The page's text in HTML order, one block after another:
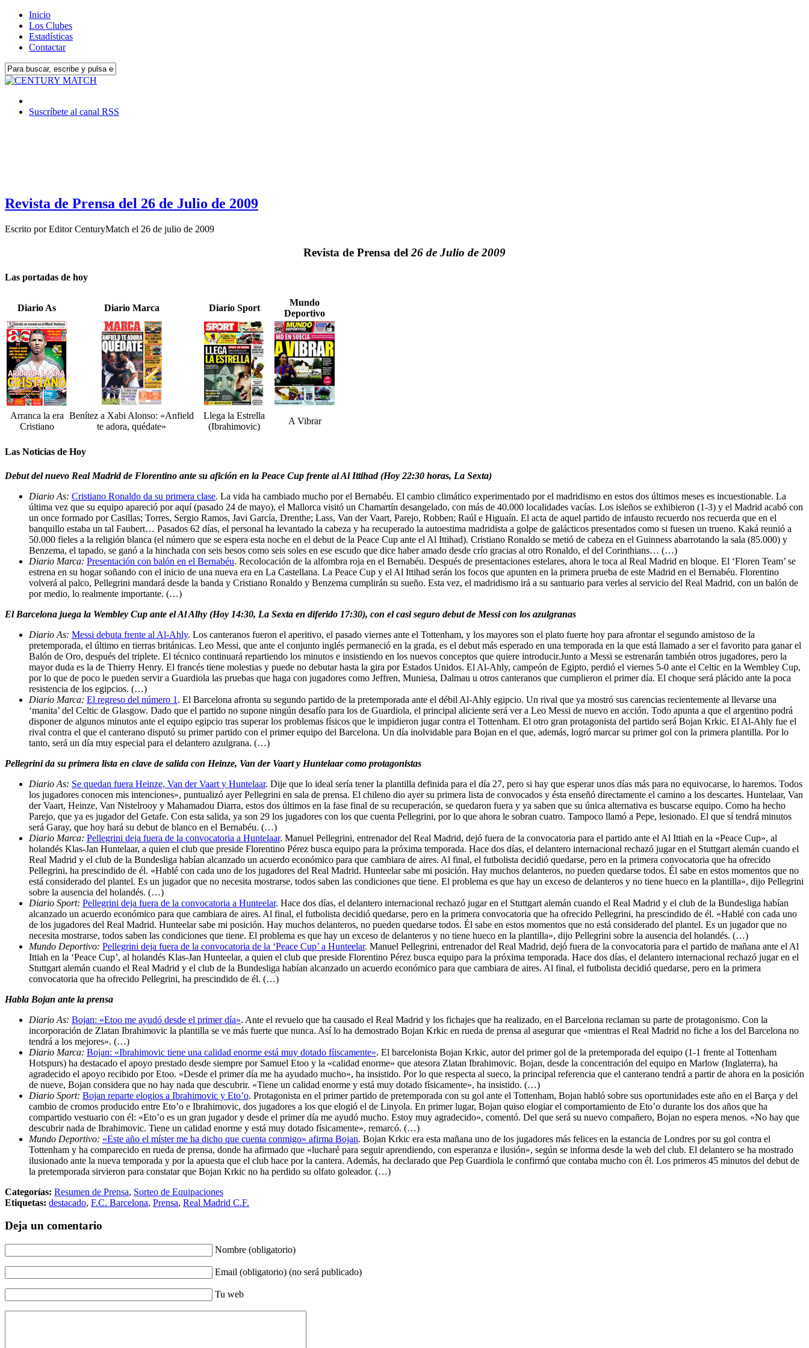
Inicio
Los Clubes
Estadísticas
Contactar
Suscríbete al canal RSS
Revista de Prensa del 26 de Julio de 2009
Escrito porEditor CenturyMatch el 26 de julio de 2009
Revista de Prensa del 26 de Julio de 2009
Las portadas de hoy
Diario As Diario Marca Diario Sport
Mundo
Deportivo
Arranca la era
Cristiano
Benítez a Xabi Alonso: «Anfield
te adora, quédate»
Llega la Estrella
(Ibrahimovic)
A Vibrar
Las Noticias de Hoy
Debut del nuevo Real Madrid de Florentino ante su afición en la Peace Cup frente al Al Ittihad (Hoy 22:30 horas, La Sexta)
Diario As: Cristiano Ronaldo da su primera clase. La vida ha cambiado mucho por el Bernabéu. El cambio climático experimentado por el madridismo en estos dos últimos meses es incuestionable. La
última vez que su equipo apareció por aquí (pasado 24 de mayo), el Mallorca visitó un Chamartín desangelado, con más de 40.000 localidades vacías. Los isleños se exhibieron (1-3) y el Madrid acabó con
un once formado por Casillas; Torres, Sergio Ramos, Javi García, Drenthe; Lass, Van der Vaart, Parejo, Robben; Raúl e Higuaín. El acta de aquel partido de infausto recuerdo nos recuerda que en el
banquillo estaba un tal Faubert… Pasados 62 días, el personal ha levantado la cabeza y ha recuperado la autoestima madridista a golpe de galácticos presentados como si fuesen un trueno. Kaká reunió a
50.000 fieles a la religión blanca (el número que se espera esta noche en el debut de la Peace Cup ante el Al Ittihad). Cristiano Ronaldo se metió de cabeza en el Guinness abarrotando la sala (85.000) y
Benzema, el tapado, se ganó a la hinchada con seis besos como seis soles en ese escudo que dice haber amado desde crío gracias al otro Ronaldo, el del Corinthians… (…)
Diario Marca: Presentación con balón en el Bernabéu. Recolocación de la alfombra roja en el Bernabéu. Después de presentaciones estelares, ahora le toca al Real Madrid en bloque. El ‘Floren Team’ se
estrena en su hogar soñando con el inicio de una nueva era en La Castellana. La Peace Cup y el Al Ittihad serán los focos que apunten en la primera prueba de este Madrid en el Bernabéu. Florentino
volverá al palco, Pellegrini mandará desde la banda y Cristiano Ronaldo y Benzema cumplirán su sueño. Esta vez, el madridismo irá a su santuario para verles al servicio del Real Madrid, con un balón de
por medio, lo realmente importante. (…)
El Barcelona juega la Wembley Cup ante el Al Alhy (Hoy 14:30, La Sexta en diferido 17:30), con el casi seguro debut de Messi con los azulgranas
Diario As: Messi debuta frente al Al-Ahly. Los canteranos fueron el aperitivo, el pasado viernes ante el Tottenham, y los mayores son el plato fuerte hoy para afrontar el segundo amistoso de la
pretemporada, el último en tierras británicas. Leo Messi, que ante el conjunto inglés permaneció en la grada, es el debut más esperado en una temporada en la que está llamado a ser el favorito para ganar el
Balón de Oro, después del triplete. El técnico continuará repartiendo los minutos e insistiendo en los nuevos conceptos que quiere introducir.Junto a Messi se estrenarán también otros jugadores, pero la
mayor duda es la de Thierry Henry. El francés tiene molestias y puede no debutar hasta la gira por Estados Unidos. El Al-Ahly, campeón de Egipto, perdió el viernes 5-0 ante el Celtic en la Wembley Cup,
por lo que de poco le pueden servir a Guardiola las pruebas que haga con jugadores como Jeffren, Muniesa, Dalmau u otros canteranos que cumplieron el primer día. El choque será plácido ante la poca
resistencia de los egipcios. (…)
Diario Marca: El regreso del número 1 . El Barcelona afronta su segundo partido de la pretemporada ante el débil Al-Ahly egipcio. Un rival que ya mostró sus carencias recientemente al llevarse una
‘manita’ del Celtic de Glasgow. Dado que el partido no supone ningún desafío para los de Guardiola, el principal aliciente será ver a Leo Messi de nuevo en acción. Todo apunta a que el argentino podrá
disponer de algunos minutos ante el equipo egipcio tras superar los problemas físicos que le impidieron jugar contra el Tottenham. El otro gran protagonista del partido será Bojan Krkic. El Al-Ahly fue el
rival contra el que el canterano disputó su primer partido con el primer equipo del Barcelona. Un día inolvidable para Bojan en el que, además, logró marcar su primer gol con la primera plantilla. Por lo
tanto, será un día muy especial para el delantero azulgrana. (…)
Pellegrini da su primera lista en clave de salida con Heinze, Van der Vaart y Huntelaar como protagonistas
Diario As: Se quedan fuera Heinze, Van der Vaart y Huntelaar. Dije que lo ideal sería tener la plantilla definida para el día 27, pero si hay que esperar unos días más para no equivocarse, lo haremos. Todos
los jugadores conocen mis intenciones», puntualizó ayer Pellegrini en sala de prensa. El chileno dio ayer su primera lista de convocados y ésta enseñó directamente el camino a los descartes. Huntelaar, Van
der Vaart, Heinze, Van Nistelrooy y Mahamadou Diarra, estos dos últimos en la fase final de su recuperación, se quedaron fuera y ya saben que su única alternativa es buscarse equipo. Como ha hecho
Parejo, que ya es jugador del Getafe. Con esta salida, ya son 29 los jugadores con los que cuenta Pellegrini, por lo que ahora le sobran cuatro. Tampoco llamó a Pepe, lesionado. El que sí tendrá minutos
será Garay, que hoy hará su debut de blanco en el Bernabéu. (…)
Diario Marca: Pellegrini deja fuera de la convocatoria a Huntelaar. Manuel Pellegrini, entrenador del Real Madrid, dejó fuera de la convocatoria para el partido ante el Al Ittiah en la «Peace Cup», al
holandés Klas-Jan Huntelaar, a quien el club que preside Florentino Pérez busca equipo para la próxima temporada. Hace dos días, el delantero internacional rechazó jugar en el Stuttgart alemán cuando el
Real Madrid y el club de la Bundesliga habían alcanzado un acuerdo económico para que cambiara de aires. Al final, el futbolista decidió quedarse, pero en la primera convocatoria que ha ofrecido
Pellegrini, ha prescindido de él. «Hablé con cada uno de los jugadores del Real Madrid. Hunteelar sabe mi posición. Hay muchos delanteros, no pueden quedarse todos. Él sabe en estos momentos que no
está considerado del plantel. Es un jugador que no necesita mostrarse, todos saben las condiciones que tiene. El problema es que hay un exceso de delanteros y no tiene hueco en la plantilla», dijo Pellegrini
sobre la ausencia del holandés. (…)
Diario Sport: Pellegrini deja fuera de la convocatoria a Hunteelar. Hace dos días, el delantero internacional rechazó jugar en el Stuttgart alemán cuando el Real Madrid y el club de la Bundesliga habían
alcanzado un acuerdo económico para que cambiara de aires. Al final, el futbolista decidió quedarse, pero en la primera convocatoria que ha ofrecido Pellegrini, ha prescindido de él. «Hablé con cada uno
de los jugadores del Real Madrid. Hunteelar sabe mi posición. Hay muchos delanteros, no pueden quedarse todos. Él sabe en estos momentos que no está considerado del plantel. Es un jugador que no
necesita mostrarse, todos saben las condiciones que tiene. El problema es que hay un exceso de delanteros y no tiene hueco en la plantilla», dijo Pellegrini sobre la ausencia del holandés. (…)
Mundo Deportivo: Pellegrini deja fuera de la convocatoria de la ‘Peace Cup’ a Hunteelar. Manuel Pellegrini, entrenador del Real Madrid, dejó fuera de la convocatoria para el partido de mañana ante el Al
Ittiah en la ‘Peace Cup’, al holandés Klas-Jan Hunteelar, a quien el club que preside Florentino Pérez busca equipo para la próxima temporada. Hace dos días, el delantero internacional rechazó jugar en el
Stuttgart alemán cuando el Real Madrid y el club de la Bundesliga habían alcanzado un acuerdo económico para que cambiara de aires. Al final, el futbolista decidió quedarse, pero en la primera
convocatoria que ha ofrecido Pellegrini, ha prescindido de él. (…)
Habla Bojan ante la prensa
Diario As: Bojan: «Etoo me ayudó desde el primer día». Ante el revuelo que ha causado el Real Madrid y los fichajes que ha realizado, en el Barcelona reclaman su parte de protagonismo. Con la
incorporación de Zlatan Ibrahimovic la plantilla se ve más fuerte que nunca. Así lo ha demostrado Bojan Krkic en rueda de prensa al asegurar que «mientras el Real Madrid no fiche a los del Barcelona no
tendrá a los mejores». (…)
Diario Marca: Bojan: «Ibrahimovic tiene una calidad enorme está muy dotado fíiscamente». El barcelonista Bojan Krkic, autor del primer gol de la pretemporada del equipo (1-1 frente al Tottenham
Hotspurs) ha destacado el apoyo prestado desde siempre por Samuel Etoo y la «calidad enorme» que atesora Zlatan Ibrahimovic. Bojan, desde la concentración del equipo en Marlow (Inglaterra), ha
agradecido el apoyo recibido por Etoo. «Desde el primer día me ha ayudado mucho», ha insistido. Por lo que respecta al sueco, la principal referencia que el canterano tendrá a partir de ahora en la posición
de nueve, Bojan considera que no hay nada que descubrir. «Tiene un calidad enorme y está muy dotado físicamente», ha insistido. (…)
Diario Sport: Bojan reparte elogios a Ibrahimovic y Eto’o. Protagonista en el primer partido de pretemporada con su gol ante el Tottenham, Bojan habló sobre sus oportunidades este año en el Barça y del
cambio de cromos producido entre Eto’o e Ibrahimovic, dos jugadores a los que elogió el de Linyola. En primer lugar, Bojan quiso elogiar el comportamiento de Eto’o durante los dos años que ha
compartido vestuario con él: «Eto’o es un gran jugador y desde el primer día me ayudó mucho. Estoy muy agradecido», comentó. Del que será su nuevo compañero, Bojan no espera menos. «No hay que
descubrir nada de Ibrahimovic. Tiene un calidad enorme y está muy dotado físicamente», remarcó. (…)
Mundo Deportivo: «Este año el míster me ha dicho que cuenta conmigo» afirma Bojan. Bojan Krkic era esta mañana uno de los jugadores más felices en la estancia de Londres por su gol contra el
Tottenham y ha comparecido en rueda de prensa, donde ha afirmado que «lucharé para seguir aprendiendo, con esperanza e ilusión», según se informa desde la web del club. El delantero se ha mostrado
ilusionado ante la nueva temporada y por la apuesta que el club hace por la cantera. Además, ha declarado que Pep Guardiola le confirmó que contaba mucho con él. Los primeros 45 minutos del debut de
la pretemporada sirvieron para constatar que Bojan Krkic no ha perdido su olfato goleador. (…)
Categorías: Resumen de Prensa, Sorteo de Equipaciones
Etiquetas: destacado, F.C. Barcelona, Prensa, Real Madrid C.F.
Deja un comentario
Nombre (obligatorio)
Email (obligatorio) (no será publicado)
Tu web